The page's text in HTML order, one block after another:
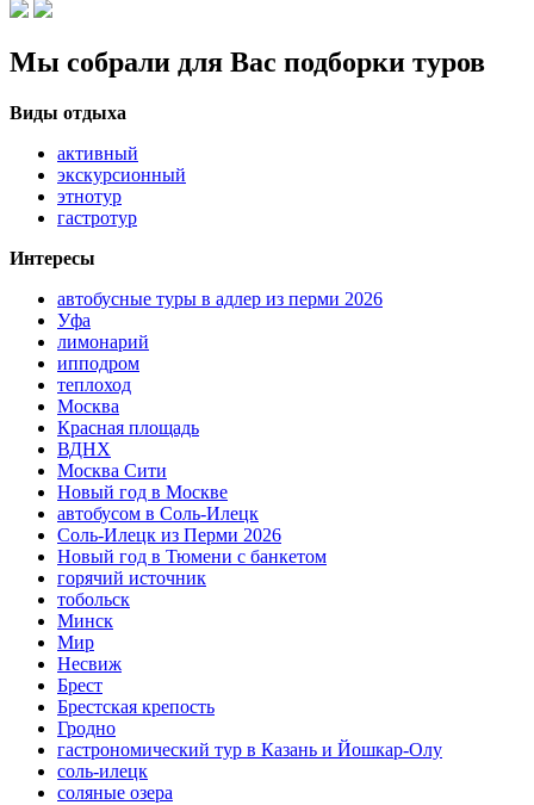
Мы собрали для Вас подборки туров
Виды отдыха
активный
экскурсионный
этнотур
гастротур
Интересы
автобусные туры в адлер из перми 2026
Уфа
лимонарий
ипподром
теплоход
Москва
Красная площадь
ВДНХ
Москва Сити
Новый год в Москве
автобусом в Соль-Илецк
Соль-Илецк из Перми 2026
Новый год в Тюмени с банкетом
горячий источник
тобольск
Минск
Мир
Несвиж
Брест
Брестская крепость
Гродно
гастрономический тур в Казань и Йошкар-Олу
соль-илецк
соляные озера